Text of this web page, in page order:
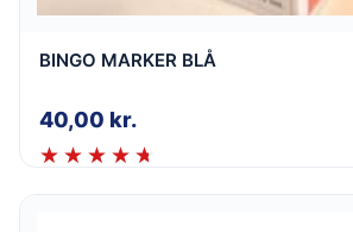
BINGO MARKER BLÅ
40,00 kr.